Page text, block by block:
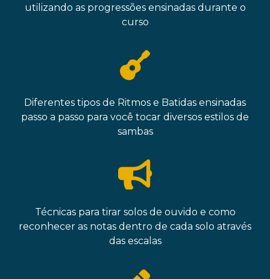
utilizando as progressões ensinadas durante o
curso
Diferentes tipos de Ritmos e Batidas ensinadas
passo a passo para você tocar diversos estilos de
sambas
Técnicas para tirar solos de ouvido e como
reconhecer as notas dentro de cada solo através
das escalas